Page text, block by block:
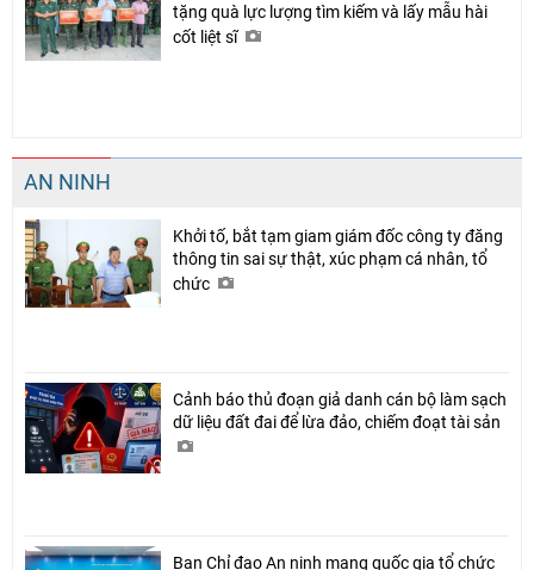
tặng quà lực lượng tìm kiếm và lấy mẫu hài
cốt liệt sĩ
AN NINH
Khởi tố, bắt tạm giam giám đốc công ty đăng
thông tin sai sự thật, xúc phạm cá nhân, tổ
chức
Cảnh báo thủ đoạn giả danh cán bộ làm sạch
dữ liệu đất đai để lừa đảo, chiếm đoạt tài sản
Ban Chỉ đạo An ninh mạng quốc gia tổ chức